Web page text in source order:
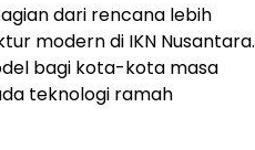
dari rencana lebih
modern di IKN Nusantara.
bagi kota-kota masa
teknologi ramah